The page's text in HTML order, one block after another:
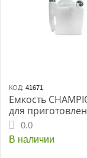
КОД: 41671
Емкость
для
топл.смеси
0.0
В наличии